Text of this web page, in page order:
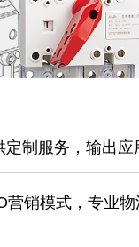
定制服务，输出应
营销模式，专业